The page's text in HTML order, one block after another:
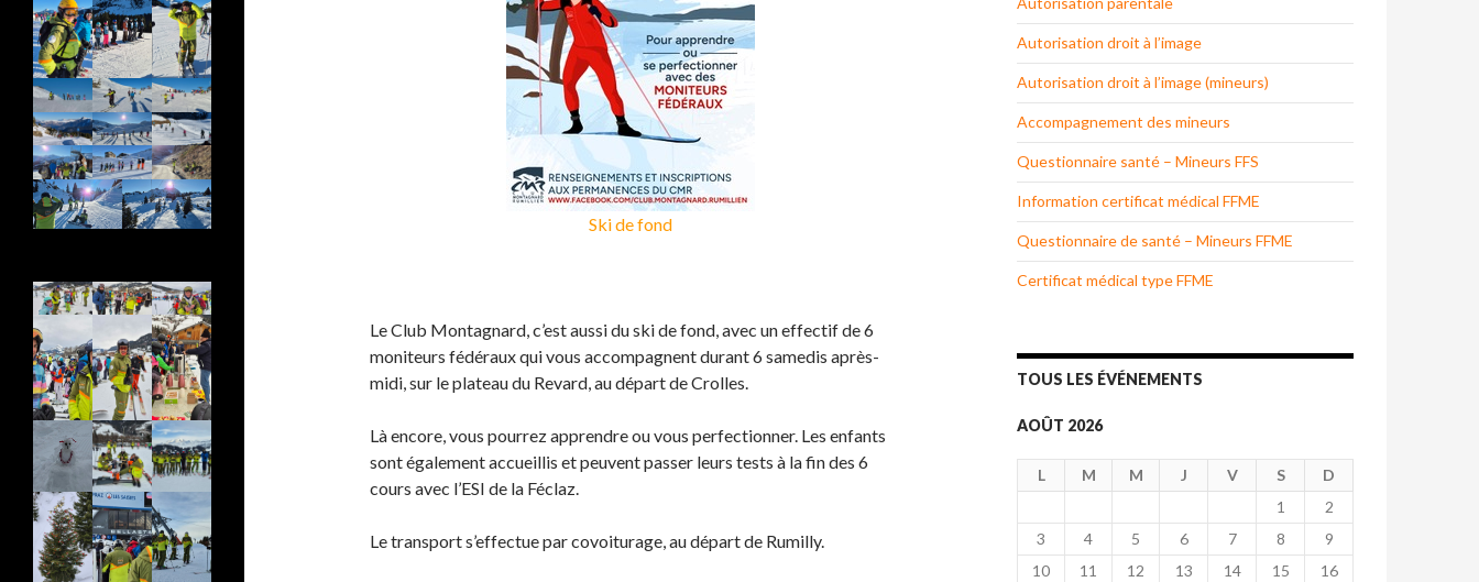
Ski de fond
Le Club Montagnard, c’est aussi du ski de fond, avec un effectif de 6
moniteurs fédéraux qui vous accompagnent durant 6 samedis après-
midi, sur le plateau du Revard, au départ de Crolles.
Là encore, vous pourrez apprendre ou vous perfectionner. Les enfants
sont également accueillis et peuvent passer leurs tests à la fin des 6
cours avec l’ESI de la Féclaz.
Le transport s’effectue par covoiturage, au départ de Rumilly.
Autorisation droit à l’image
Autorisation droit à l’image (mineurs)
Accompagnement des mineurs
Questionnaire santé – Mineurs FFS
Information certificat médical FFME
Questionnaire de santé – Mineurs FFME
Certificat médical type FFME
TOUS LES ÉVÉNEMENTS
AOÛT 2026
L M M J V S
D
1
2
3
4 5 6 7 8
9
10
11 12 13 14 15
16